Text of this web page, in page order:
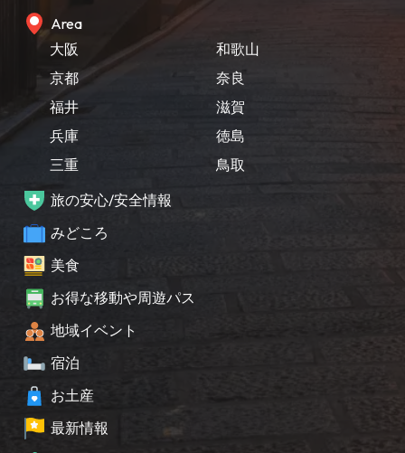
Area
大阪
京都
福井
兵庫
三重
和歌山
奈良
滋賀
徳島
鳥取
旅の安心/安全情報
みどころ
美食
お得な移動や周遊パス
地域イベント
宿泊
お土産
最新情報